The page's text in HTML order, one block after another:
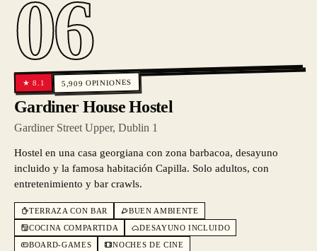
06
★8.1 5,909 OPINIONES
Gardiner House Hostel
Gardiner Street Upper, Dublin 1
Hostel en una casa georgiana con zona barbacoa, desayuno
incluido y la famosa habitación Capilla. Solo adultos, con
entretenimiento y bar crawls.
TERRAZA CON BAR
BUEN AMBIENTE
COCINA COMPARTIDA
DESAYUNO INCLUIDO
BOARD-GAMES
NOCHES DE CINE